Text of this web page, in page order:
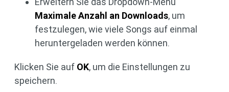
Maximale Anzahl an Downloads, um
festzulegen, wie viele Songs auf einmal
heruntergeladen werden können.
Klicken Sie auf OK, um die Einstellungen zu
speichern.